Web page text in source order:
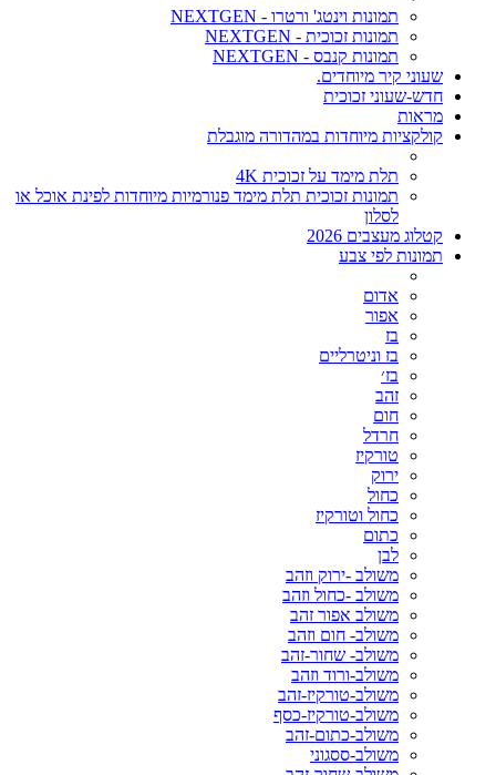
תמונות וינטג' ורטרו - NEXTGEN
תמונות זכוכית - NEXTGEN
תמונות קנבס - NEXTGEN
שעוני קיר מיוחדים.
חדש-שעוני זכוכית
מראות
קולקציות מיוחדות במהדורה מוגבלת
תלת מימד על זכוכית 4K
תמונות זכוכית תלת מימד פנורמיות מיוחדות לפינת אוכל או
לסלון
קטלוג מעצבים 2026
תמונות לפי צבע
אדום
אפור
בז
בז וניטרליים
בז׳
זהב
חום
חרדל
טורקיז
ירוק
כחול
כחול וטורקיז
כתום
לבן
משולב -ירוק וזהב
משולב -כחול וזהב
משולב אפור זהב
משולב- חום וזהב
משולב- שחור-זהב
משולב-ורוד וזהב
משולב-טורקיז-זהב
משולב-טורקיז-כסף
משולב-כתום-זהב
משולב-ססגוני